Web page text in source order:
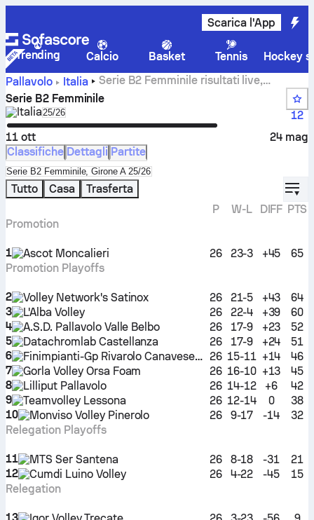
Scarica l'App
Trending Calcio Basket Tennis
Hockey
Pallavolo
Italia
Serie B2 Femminile risultati live,
classifiche, calendario e playoff
Serie B2 Femminile
ItaliaSelect season in unique tournament header
25/26
12
11 ott
24 mag
Classifiche Dettagli Partite
Select standings table in tournament standings
Serie B2 Femminile, Girone A 25/26
Tutto Casa Trasferta
P
W-L DIFF PTS
Promotion
1 Ascot Moncalieri 26 23-3 +45
65
Promotion Playoffs
2 Volley Network's Satinox 26 21-5 +43
64
3
L'Alba Volley 26 22-4 +39
60
4
A.S.D. Pallavolo Valle Belbo 26 17-9 +23
52
5
Datachromlab Castellanza 26 17-9 +24
51
6
Finimpianti-Gp Rivarolo Canavese Volley 26 15-11 +14
46
7
Gorla Volley Orsa Foam 26 16-10 +13
45
8
Lilliput Pallavolo 26 14-12 +6
42
9
Teamvolley Lessona 26 12-14 0
38
10
Monviso Volley Pinerolo 26 9-17 -14
32
Relegation Playoffs
11 MTS Ser Santena 26 8-18 -31
21
12
Cumdi Luino Volley 26 4-22 -45
15
Relegation